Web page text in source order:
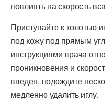
повлиять на скорость
Приступайте к колотью
под кожу под прямым
инструкциями врача
проникновения и
введен, подождите
медленно удалить иглу.